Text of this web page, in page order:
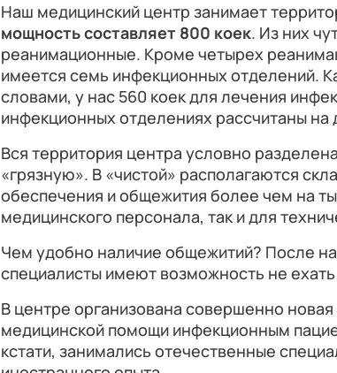
Наш медицинский центр занимает
мощность составляет 800 коек. Из них
реанимационные. Кроме четырех
имеется семь инфекционных отделений.
словами, у нас 560 коек для лечения
инфекционных отделениях рассчитаны на
Вся территория центра условно
«грязную». В «чистой» располагаются
обеспечения и общежития более чем на
медицинского персонала, так и для
Чем удобно наличие общежитий? После
специалисты имеют возможность не
В центре организована совершенно новая
медицинской помощи инфекционным
кстати, занимались отечественные